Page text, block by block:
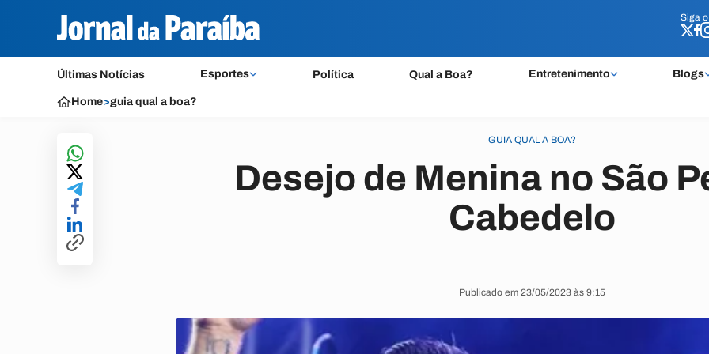
Siga o
Últimas Notícias Esportes Política Qual a Boa? Entretenimento Blogs
Siga o
Home>guia qual a boa?
GUIA QUAL A BOA?
Desejo de Menina no São
Cabedelo
Publicado em 23/05/2023 às 9:15